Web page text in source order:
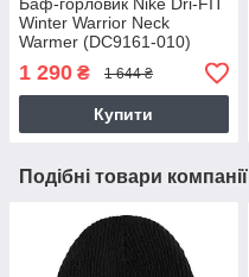
Баф-горловик Nike Dri-FIT
Winter Warrior Neck
Warmer (DC9161-010)
1 290 ₴ 1 644 ₴
Купити
Подібні товари компанії